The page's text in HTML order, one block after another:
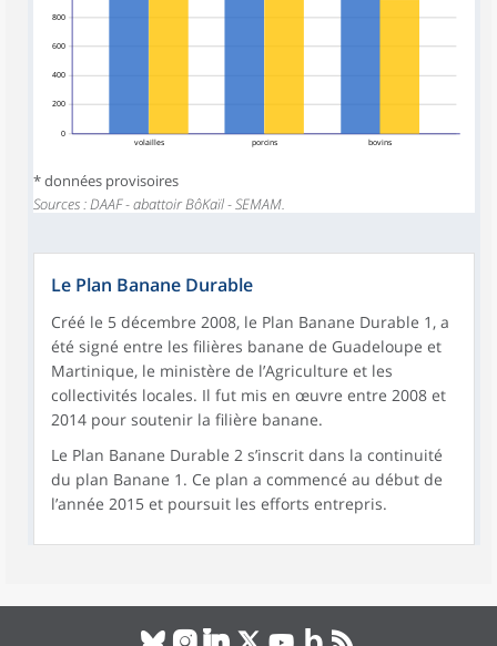
0
200
400
600
800
volailles porcins bovins
* données provisoires
Sources : DAAF - abattoir BôKaïl - SEMAM.
Le Plan Banane Durable
Créé le 5 décembre 2008, le Plan Banane Durable 1, a
été signé entre les filières banane de Guadeloupe et
Martinique, le ministère de l’Agriculture et les
collectivités locales. Il fut mis en œuvre entre 2008 et
2014 pour soutenir la filière banane.
Le Plan Banane Durable 2 s’inscrit dans la continuité
du plan Banane 1. Ce plan a commencé au début de
l’année 2015 et poursuit les efforts entrepris.